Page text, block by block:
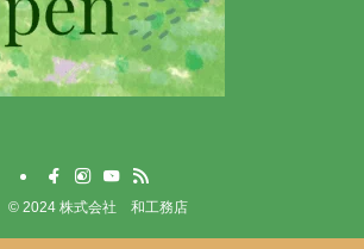
©2024 株式会社 和工務店